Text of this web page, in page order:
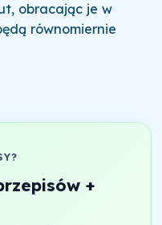
obracając je w
równomiernie
+